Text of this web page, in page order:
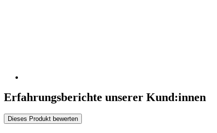
Erfahrungsberichte unserer Kund:innen
Dieses Produkt bewerten